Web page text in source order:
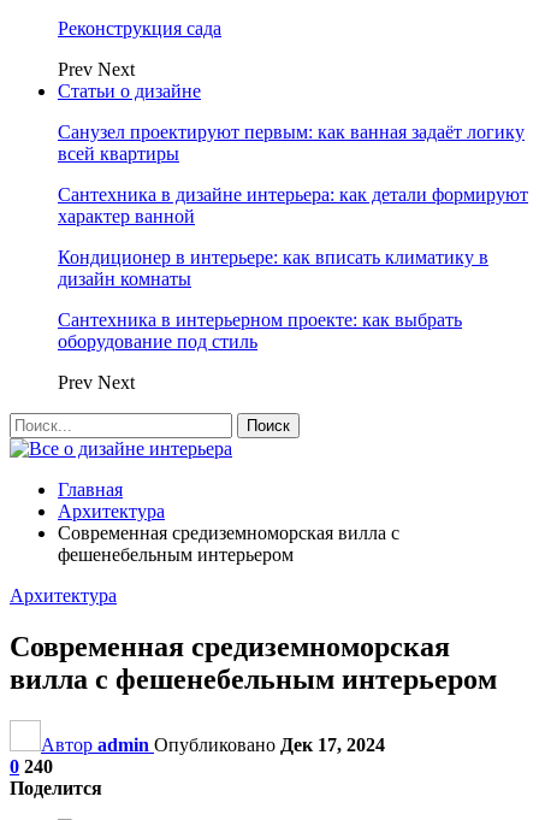
Реконструкция сада
Prev Next
Статьи о дизайне
Санузел проектируют первым: как ванная задаёт логику
всей квартиры
Сантехника в дизайне интерьера: как детали формируют
характер ванной
Кондиционер в интерьере: как вписать климатику в
дизайн комнаты
Сантехника в интерьерном проекте: как выбрать
оборудование под стиль
Prev Next
Главная
Архитектура
Современная средиземноморская вилла с
фешенебельным интерьером
Архитектура
Современная средиземноморская
вилла с фешенебельным интерьером
Автор admin Опубликовано Дек 17, 2024
0 240
Поделится